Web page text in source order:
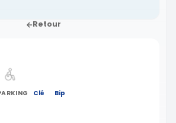
Retour
Clé Bip